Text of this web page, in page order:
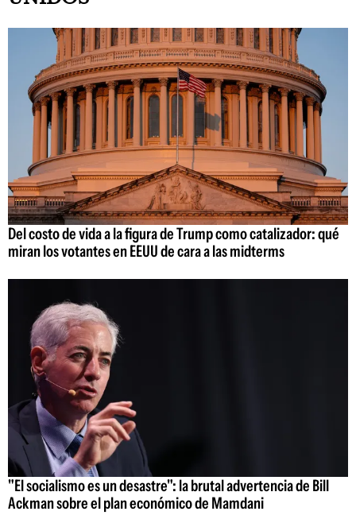
Del costo de vida a la figura de Trump como catalizador: qué
miran los votantes en EEUU de cara a las midterms
"El socialismo es un desastre": la brutal advertencia de Bill
Ackman sobre el plan económico de Mamdani